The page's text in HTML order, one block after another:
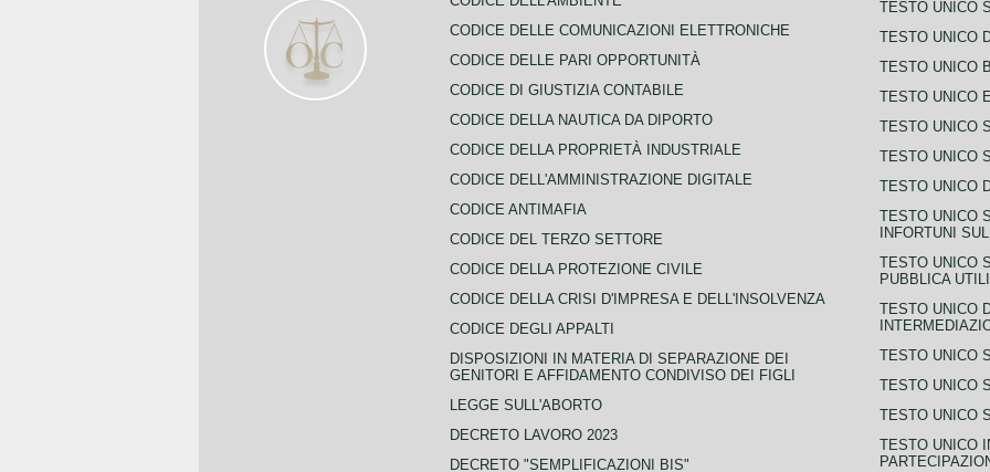
CODICE DELLE COMUNICAZIONI ELETTRONICHE
CODICE DELLE PARI OPPORTUNITÀ
CODICE DI GIUSTIZIA CONTABILE
CODICE DELLA NAUTICA DA DIPORTO
CODICE DELLA PROPRIETÀ INDUSTRIALE
CODICE DELL'AMMINISTRAZIONE DIGITALE
CODICE ANTIMAFIA
CODICE DEL TERZO SETTORE
CODICE DELLA PROTEZIONE CIVILE
CODICE DELLA CRISI D'IMPRESA E DELL'INSOLVENZA
CODICE DEGLI APPALTI
DISPOSIZIONI IN MATERIA DI SEPARAZIONE DEI
GENITORI E AFFIDAMENTO CONDIVISO DEI FIGLI
LEGGE SULL'ABORTO
DECRETO LAVORO 2023
DECRETO "SEMPLIFICAZIONI BIS"
TESTO UNICO
TESTO UNICO
TESTO UNICO
TESTO UNICO
TESTO UNICO
TESTO UNICO
TESTO UNICO
TESTO UNICO
INFORTUNI
TESTO UNICO
PUBBLICA
TESTO UNICO
TESTO UNICO
TESTO UNICO
TESTO UNICO
TESTO UNICO